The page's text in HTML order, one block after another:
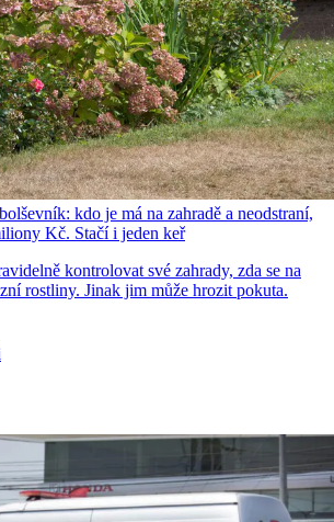
kdo je má na zahradě a neodstraní,
Kč. Stačí i jeden keř
kontrolovat své zahrady, zda se na
rostliny. Jinak jim může hrozit pokuta.